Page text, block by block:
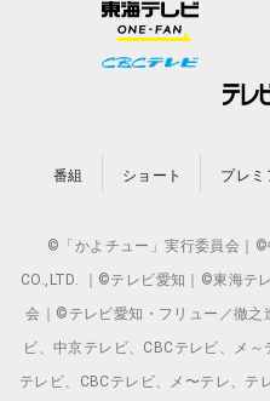
番組 ショート プレミ
©「かよチュー」実行委員会｜©
CO.,LTD. ｜©テレビ愛知｜©東海テ
会｜©テレビ愛知・フリュー／徹
ビ、中京テレビ、CBCテレビ、メ
テレビ、CBCテレビ、メ〜テレ、